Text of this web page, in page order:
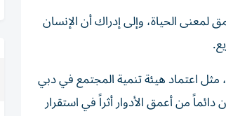
لمعنى الحياة، وإلى إدراك أن الإنسان
مثل اعتماد هيئة تنمية المجتمع في دبي
من أعمق الأدوار أثراً في استقرار